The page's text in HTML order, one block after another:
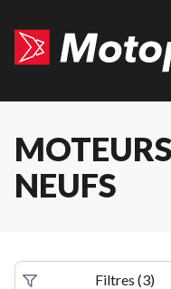
NEUFS
Filtres (3)